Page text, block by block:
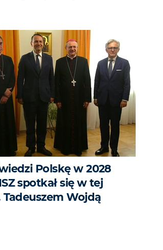
Polskę w 2028
spotkał się w tej
Wojdą